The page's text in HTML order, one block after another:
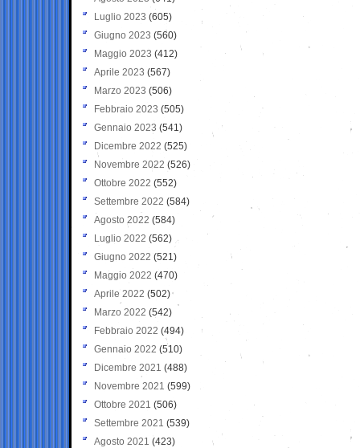
Luglio 2023 (605)
Giugno 2023 (560)
Maggio 2023 (412)
Aprile 2023 (567)
Marzo 2023 (506)
Febbraio 2023 (505)
Gennaio 2023 (541)
Dicembre 2022 (525)
Novembre 2022 (526)
Ottobre 2022 (552)
Settembre 2022 (584)
Agosto 2022 (584)
Luglio 2022 (562)
Giugno 2022 (521)
Maggio 2022 (470)
Aprile 2022 (502)
Marzo 2022 (542)
Febbraio 2022 (494)
Gennaio 2022 (510)
Dicembre 2021 (488)
Novembre 2021 (599)
Ottobre 2021 (506)
Settembre 2021 (539)
Agosto 2021 (423)